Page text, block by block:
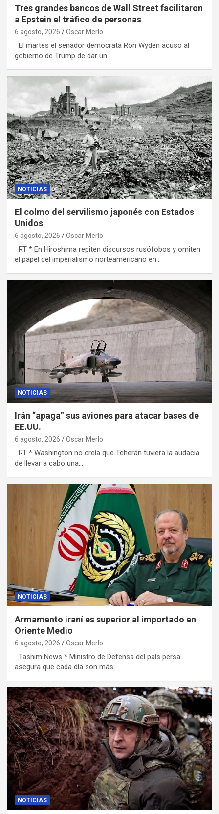
Tres grandes bancos de Wall Street facilitaron
a Epstein el tráfico de personas
6 agosto, 2026 Oscar Merlo
El martes el senador demócrata Ron Wyden acusó al
gobierno de Trump de dar un…
NOTICIAS
El colmo del servilismo japonés con Estados
Unidos
6 agosto, 2026 Oscar Merlo
RT * En Hiroshima repiten discursos rusófobos y omiten
el papel del imperialismo norteamericano en…
NOTICIAS
Irán “apaga” sus aviones para atacar bases de
EE.UU.
6 agosto, 2026 Oscar Merlo
RT * Washington no creía que Teherán tuviera la audacia
de llevar a cabo una…
NOTICIAS
Armamento iraní es superior al importado en
Oriente Medio
6 agosto, 2026 Oscar Merlo
Tasnim News * Ministro de Defensa del país persa
asegura que cada día son más…
NOTICIAS